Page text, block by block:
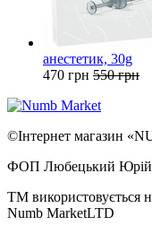
анестетик, 30g
470 грн 550 грн
©Інтернет магазин
ФОП Любецький Юрій
ТМ використовується
Numb MarketLTD